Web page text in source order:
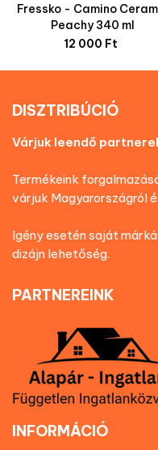
Fressko - Camino
Peachy 340 ml
Ár
12 000 Ft
DISZTRIBÚCIÓ
Várjuk leendő
Termékeink
várjuk Magyarországról
Igény esetén saját
dizájn lehetőség.
PARTNEREINK
INFORMÁCIÓ